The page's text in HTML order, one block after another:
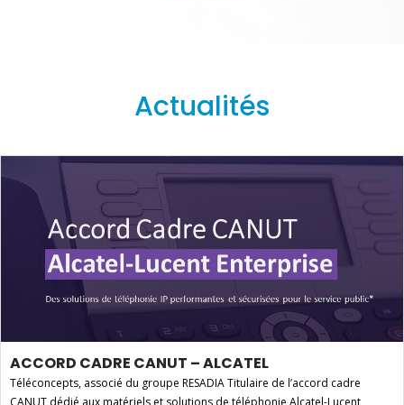
Actualités
ACCORD CADRE CANUT – ALCATEL
Téléconcepts, associé du groupe RESADIA Titulaire de l’accord cadre